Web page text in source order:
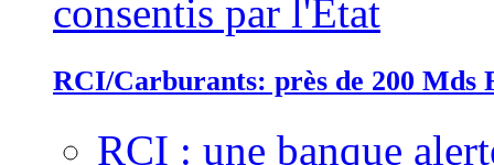
RCI/Carburants: près de 200 Mds
RCI : une banque